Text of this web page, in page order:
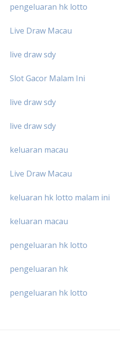
pengeluaran hk lotto
Live Draw Macau
live draw sdy
Slot Gacor Malam Ini
live draw sdy
live draw sdy
keluaran macau
Live Draw Macau
keluaran hk lotto malam ini
keluaran macau
pengeluaran hk lotto
pengeluaran hk
pengeluaran hk lotto